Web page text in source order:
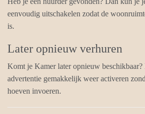
eenvoudig uitschakelen zodat de
is.
Later opnieuw verhuren
Komt je Kamer later opnieuw beschikbaar?
advertentie gemakkelijk weer activeren
hoeven invoeren.